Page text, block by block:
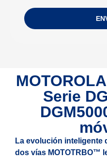
Serie
La evolución inteligente
dos vías MOTOTRBO™